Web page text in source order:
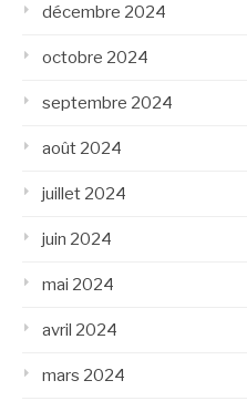
décembre 2024
octobre 2024
septembre 2024
août 2024
juillet 2024
juin 2024
mai 2024
avril 2024
mars 2024